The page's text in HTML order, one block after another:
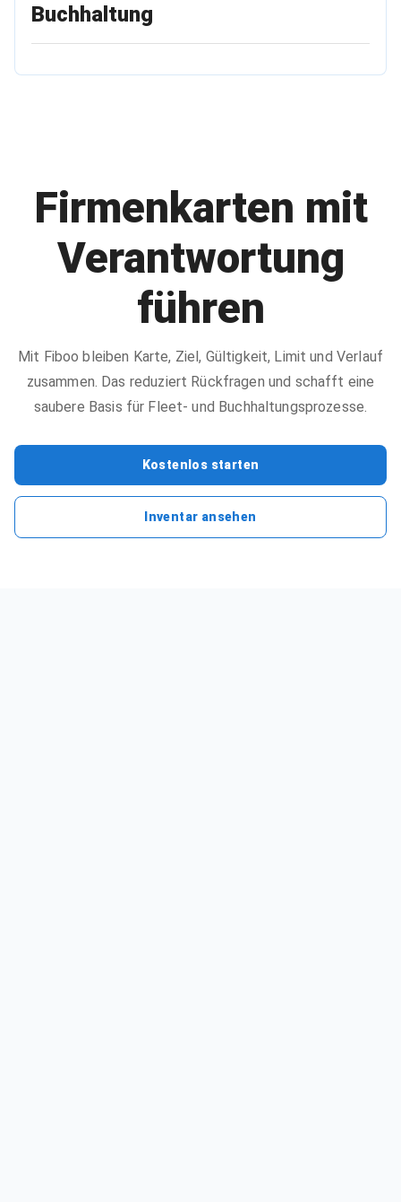
Buchhaltung
Firmenkarten mit
Verantwortung
führen
Mit Fiboo bleiben Karte, Ziel, Gültigkeit, Limit und Verlauf
zusammen. Das reduziert Rückfragen und schafft eine
saubere Basis für Fleet- und Buchhaltungsprozesse.
Kostenlos starten
Inventar ansehen